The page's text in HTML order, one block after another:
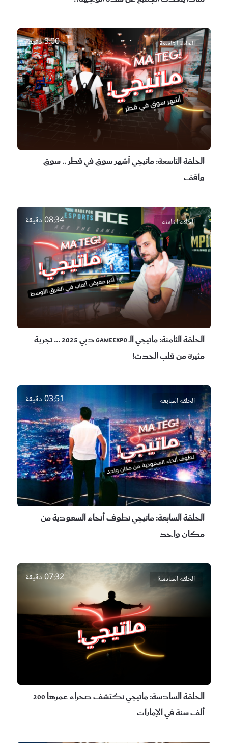
الحلقة التاسعة 3:00 دقيقة
الحلقة التاسعة:ماتيجي أشهر سوق في قطر .. سوق
واقف
الحلقة الثامنة 08:34 دقيقة
الحلقة الثامنة:
ماتيجي الـ GameExpo دبي 2025 ... تجربة
مثيرة من قلب الحدث!
الحلقة السابعة 03:51 دقيقة
الحلقة السابعة:ماتيجي نطوف أنحاء السعودية من
مكان واحد
الحلقة السادسة 07:32 دقيقة
الحلقة السادسة:
ماتيجي نكتشف صحراء عمرها 200
ألف سنة في الإمارات